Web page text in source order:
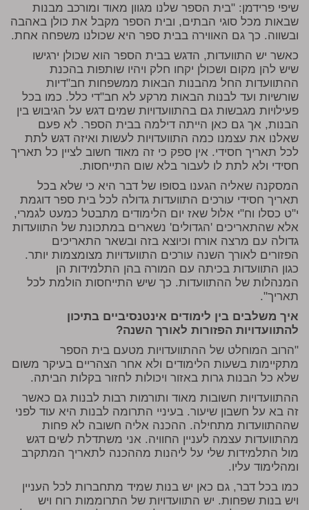
שיפי פרידמן: "בית הספר שלנו מגוון מאוד ומורכב מבנות
שבאות מכל סוגי הבתים, ובית הספר מקבל את כולן באהבה
ובשווה. כך גם האווירה בבית ספר היא שכולנו משפחה אחת.
כאשר יש התוועדות, הדגש בבית הספר הוא שכולן ירגישו
שיש להן מקום ושכולן יקחו חלק ויהיו שותפות בהכנת
ההתוועדות החל מהבנות הבאות ממשפחות חב"דיות
שורשיות ועד לבנות הבאות מרקע לא חב"די כלל. כמו בכל
פעילויות מגבשות גם בהתוועדויות שמים דגש על הגיבוש בין
הבנות, אך גם כאן הייתה דילמה בבית הספר. לא פעם
שאלנו את עצמנו כמה התוועדויות לעשות ואיזה דגש לתת
לכל תאריך חסידי. אין ספק כי זה מאוד חשוב לציין כל תאריך
חסידי ולא לתת לו לעבור בלא שום התייחסות.
המסקנה שאליה הגענו בסופו של דבר היא כי שלא בכל
תאריך חסידי עורכים התוועדות גדולה לכל בית ספר דוגמת
י"ט כסלו וח"י אלול שאז יום הלימודים מתבטל כמעט לגמרי,
אלא שהתאריכים 'הגדולים' נשארים במתכונת של התוועדות
גדולה עם מרצה אורח וכיוצא בזה ובשאר התאריכים
הפזורים לאורך השנה עורכים התוועדויות מצומצמות יותר.
כגון התוועדות בכיתה עם המורה בהן התלמידות הן
המנהלות של ההתוועדות. כך שיש התייחסות הולמת לכל
תאריך".
איך משלבים בין לימודים אינטנסיביים בתיכון
להתוועדויות הפזורות לאורך השנה?
"הרוב המוחלט של ההתוועדויות מטעם בית הספר
מתקיימות בשעות הלימודים ולא אחר הצהריים בעיקר משום
שלא כל הבנות גרות באזור ויכולות לחזור בקלות הביתה.
ההתוועדויות חשובות מאוד ותורמות רבות לבנות גם כאשר
זה בא על חשבון שיעור. בעיניי התרומה לבנות היא עוד לפני
שההתוועדות מתחילה. ההכנה אליה חשובה לא פחות
מהתוועדות עצמה לעניין החוויה. אני משתדלת לשים דגש
מול התלמידות שלי על ליהנות מההכנה לתאריך המתקרב
ומהלימוד עליו.
כמו בכל דבר, גם כאן יש בנות שמיד מתחברות לכל העניין
ויש בנות שפחות. יש התוועדויות של התרוממות רוח ויש